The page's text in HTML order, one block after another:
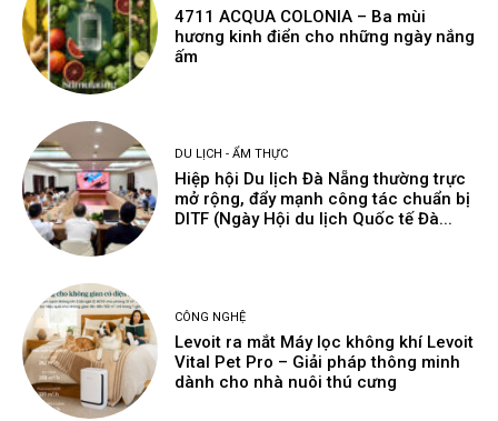
4711 ACQUA COLONIA – Ba mùi
hương kinh điển cho những ngày nắng
ấm
DU LỊCH - ẨM THỰC
Hiệp hội Du lịch Đà Nẵng thường trực
mở rộng, đẩy mạnh công tác chuẩn bị
DITF (Ngày Hội du lịch Quốc tế Đà...
CÔNG NGHỆ
Levoit ra mắt Máy lọc không khí Levoit
Vital Pet Pro – Giải pháp thông minh
dành cho nhà nuôi thú cưng